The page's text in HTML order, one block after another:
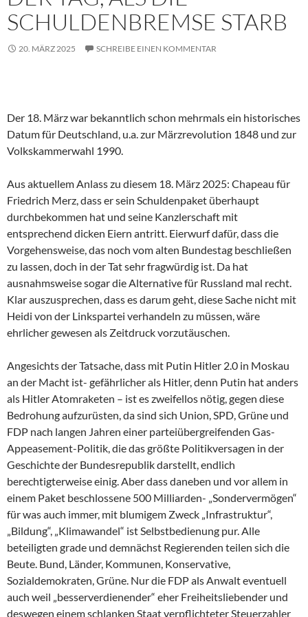
SCHULDENBREMSE STARB
20. MÄRZ 2025 SCHREIBE EINEN KOMMENTAR
Der 18. März war bekanntlich schon mehrmals ein historisches
Datum für Deutschland, u.a. zur Märzrevolution 1848 und zur
Volkskammerwahl 1990.
Aus aktuellem Anlass zu diesem 18. März 2025: Chapeau für
Friedrich Merz, dass er sein Schuldenpaket überhaupt
durchbekommen hat und seine Kanzlerschaft mit
entsprechend dicken Eiern antritt. Eierwurf dafür, dass die
Vorgehensweise, das noch vom alten Bundestag beschließen
zu lassen, doch in der Tat sehr fragwürdig ist. Da hat
ausnahmsweise sogar die Alternative für Russland mal recht.
Klar auszusprechen, dass es darum geht, diese Sache nicht mit
Heidi von der Linkspartei verhandeln zu müssen, wäre
ehrlicher gewesen als Zeitdruck vorzutäuschen.
Angesichts der Tatsache, dass mit Putin Hitler 2.0 in Moskau
an der Macht ist- gefährlicher als Hitler, denn Putin hat anders
als Hitler Atomraketen – ist es zweifellos nötig, gegen diese
Bedrohung aufzurüsten, da sind sich Union, SPD, Grüne und
FDP nach langen Jahren einer parteiübergreifenden Gas-
Appeasement-Politik, die das größte Politikversagen in der
Geschichte der Bundesrepublik darstellt, endlich
berechtigterweise einig. Aber dass daneben und vor allem in
einem Paket beschlossene 500 Milliarden- „Sondervermögen“
für was auch immer, mit blumigem Zweck „Infrastruktur“,
„Bildung“, „Klimawandel“ ist Selbstbedienung pur. Alle
beteiligten grade und demnächst Regierenden teilen sich die
Beute. Bund, Länder, Kommunen, Konservative,
Sozialdemokraten, Grüne. Nur die FDP als Anwalt eventuell
auch weil „besserverdienender“ eher Freiheitsliebender und
deswegen einem schlanken Staat verpflichteter Steuerzahler